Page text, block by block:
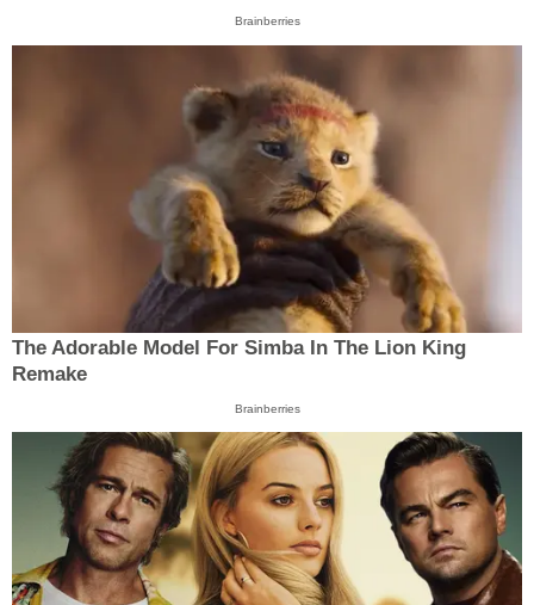
Brainberries
The Adorable Model For Simba In The Lion King
Remake
Brainberries